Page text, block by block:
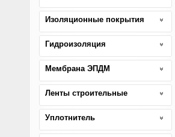
Изоляционные покрытия
Гидроизоляция
Мембрана ЭПДМ
Ленты строительные
Уплотнитель